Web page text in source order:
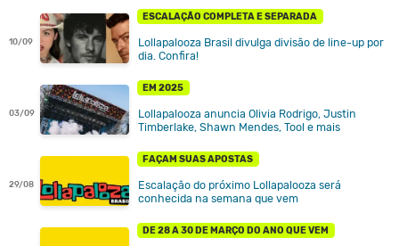
10/09
ESCALAÇÃO COMPLETA E SEPARADA
Lollapalooza Brasil divulga divisão de line-up por
dia. Confira!
03/09
EM 2025
Lollapalooza anuncia Olivia Rodrigo, Justin
Timberlake, Shawn Mendes, Tool e mais
29/08
FAÇAM SUAS APOSTAS
Escalação do próximo Lollapalooza será
conhecida na semana que vem
DE 28 A 30 DE MARÇO DO ANO QUE VEM